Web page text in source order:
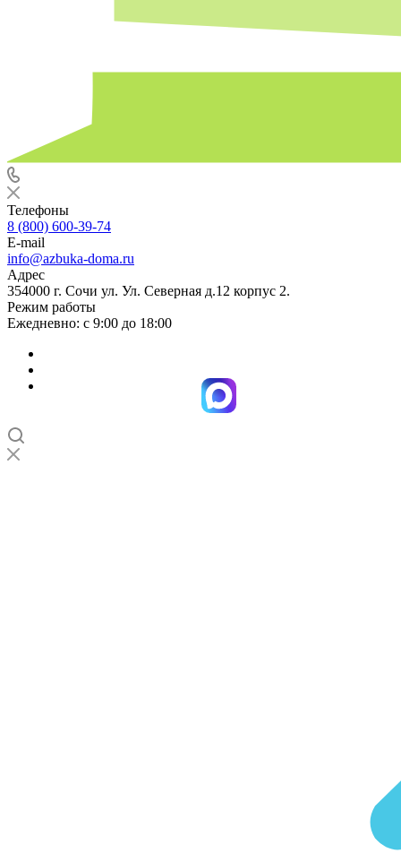
Телефоны
8 (800) 600-39-74
E-mail
info@azbuka-doma.ru
Адрес
354000 г. Сочи ул. Ул. Северная д.12 корпус 2.
Режим работы
Ежедневно: с 9:00 до 18:00